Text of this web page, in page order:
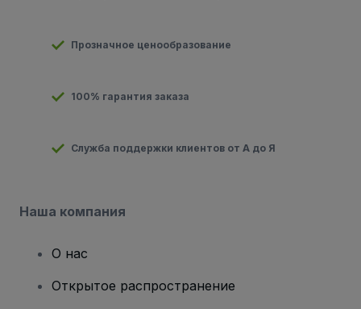
Прозначное ценообразование
100% гарантия заказа
Служба поддержки клиентов от А до Я
Наша компания
О нас
Открытое распространение